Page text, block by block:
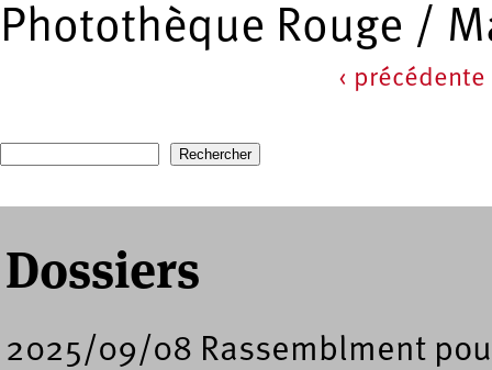
Photothèque Rouge /
‹ précédente
Formulaire de recherche
Dossiers
2025/09/08 Rassemblment